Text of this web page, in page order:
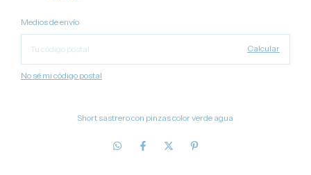
Entregas para el CP:
Medios de envío
Calcular
No sé mi código postal
Short sastrero con pinzas color verde agua